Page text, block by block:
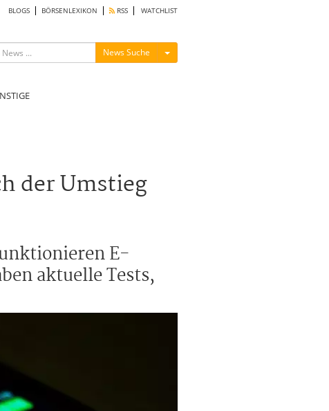
BLOGS BÖRSENLEXIKON RSS WATCHLIST
News Suche Menü ein-/ausblenden
der Umstieg
E-
aktuelle Tests,